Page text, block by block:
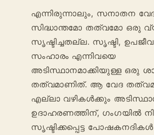
എന്നിരുന്നാലും, സനാതന
സിദ്ധാന്തമോ തത്വമോ ഒരു
സൃഷ്ടിച്ചതല്ല. സൃഷ്ടി,
സംഹാരം എന്നിവയെ
അടിസ്ഥാനമാക്കിയുള്ള ഒരു
തത്വമാണിത്. ആ വേദ
എല്ലാ വഴികൾക്കും
ഉദാഹരണത്തിന്, ഗംഗയിൽ
സൃഷ്ടിക്കപ്പെട്ട പോഷകനദികൾ